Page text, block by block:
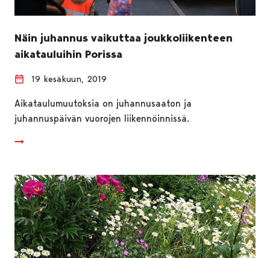
Näin juhannus vaikuttaa joukkoliikenteen
aikatauluihin Porissa
19 kesäkuun, 2019
Aikataulumuutoksia on juhannusaaton ja
juhannuspäivän vuorojen liikennöinnissä.